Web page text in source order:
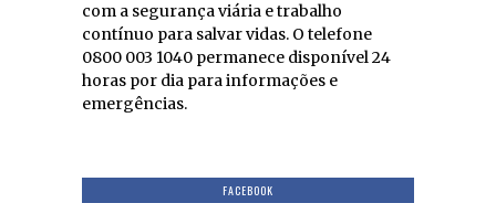
com a segurança viária e trabalho
contínuo para salvar vidas. O telefone
0800 003 1040 permanece disponível 24
horas por dia para informações e
emergências.
FACEBOOK